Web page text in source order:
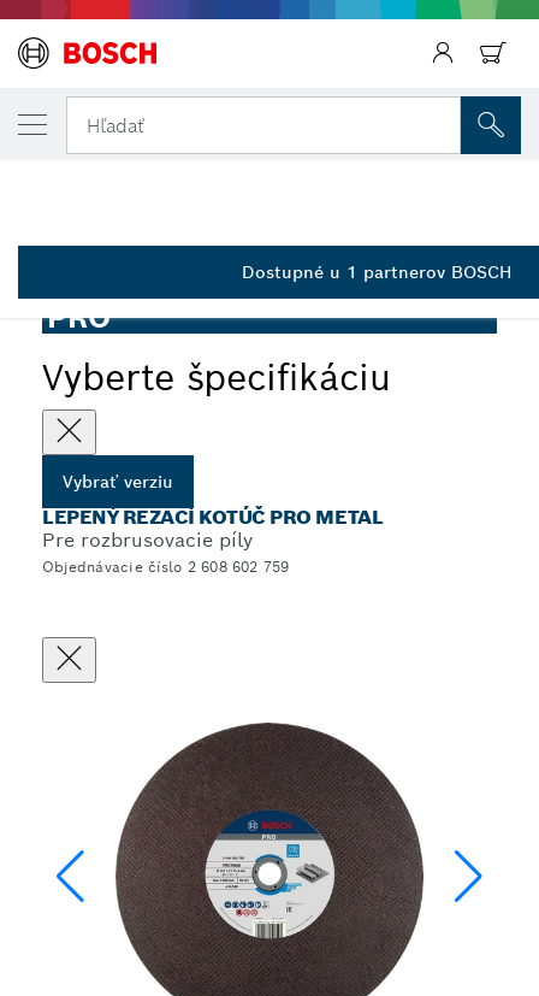
Hľadať
PRO
Vyberte špecifikáciu
Vybrať verziu
LEPENÝ REZACÍ KOTÚČ PRO METAL
Pre rozbrusovacie píly
Objednávacie číslo 2 608 602 759
VYBRANÁ VERZIA
Rezací kotúč PRO Metal, 355 × 3,1 × 25,4
2 608 602 759
Dostupné u 1 partnerov BOSCH